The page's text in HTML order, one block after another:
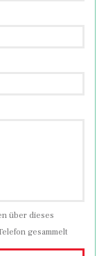
über dieses
gesammelt